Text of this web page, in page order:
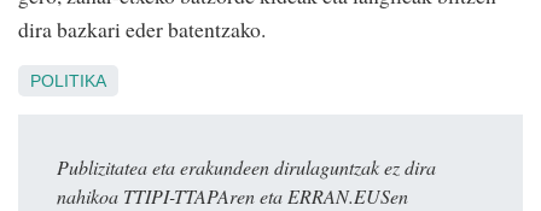
dira bazkari eder batentzako.
POLITIKA
Publizitatea eta erakundeen dirulaguntzak ez dira
nahikoa TTIPI-TTAPAren eta ERRAN.EUSen